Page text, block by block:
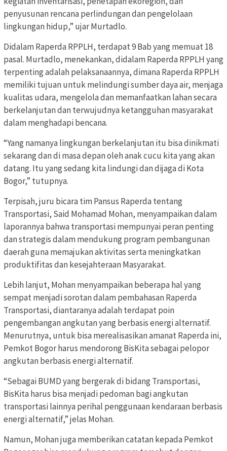
penyusunan rencana perlindungan dan pengelolaan
lingkungan hidup,” ujar Murtadlo.
Didalam Raperda RPPLH, terdapat 9 Bab yang memuat 18
pasal. Murtadlo, menekankan, didalam Raperda RPPLH yang
terpenting adalah pelaksanaannya, dimana Raperda RPPLH
memiliki tujuan untuk melindungi sumber daya air, menjaga
kualitas udara, mengelola dan memanfaatkan lahan secara
berkelanjutan dan terwujudnya ketangguhan masyarakat
dalam menghadapi bencana.
“Yang namanya lingkungan berkelanjutan itu bisa dinikmati
sekarang dan di masa depan oleh anak cucu kita yang akan
datang. Itu yang sedang kita lindungi dan dijaga di Kota
Bogor,” tutupnya.
Terpisah, juru bicara tim Pansus Raperda tentang
Transportasi, Said Mohamad Mohan, menyampaikan dalam
laporannya bahwa transportasi mempunyai peran penting
dan strategis dalam mendukung program pembangunan
daerah guna memajukan aktivitas serta meningkatkan
produktifitas dan kesejahteraan Masyarakat.
Lebih lanjut, Mohan menyampaikan beberapa hal yang
sempat menjadi sorotan dalam pembahasan Raperda
Transportasi, diantaranya adalah terdapat poin
pengembangan angkutan yang berbasis energi alternatif.
Menurutnya, untuk bisa merealisasikan amanat Raperda ini,
Pemkot Bogor harus mendorong BisKita sebagai pelopor
angkutan berbasis energi alternatif.
“Sebagai BUMD yang bergerak di bidang Transportasi,
BisKita harus bisa menjadi pedoman bagi angkutan
transportasi lainnya perihal penggunaan kendaraan berbasis
energi alternatif,” jelas Mohan.
Namun, Mohan juga memberikan catatan kepada Pemkot